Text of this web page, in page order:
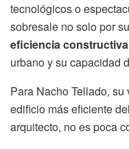
tecnológicos o
sobresale no solo por
eficiencia constructiva
urbano y su capacidad
Para Nacho Tellado,
edificio más eficiente
arquitecto, no es poca